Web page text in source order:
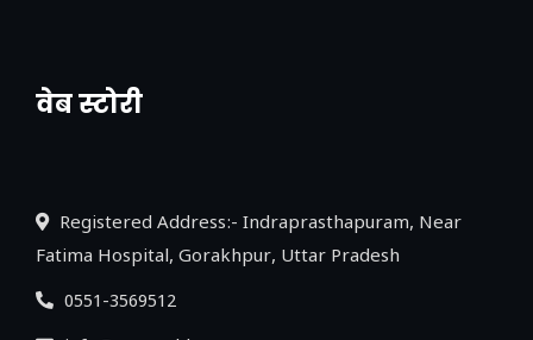
वेब स्टोरी
नया एक्सप्रेसवे: पूर्वांचल का लक, डेवलपमेंट का
Registered Address:- Indraprasthapuram, Near
Fatima Hospital, Gorakhpur, Uttar Pradesh
0551-3569512